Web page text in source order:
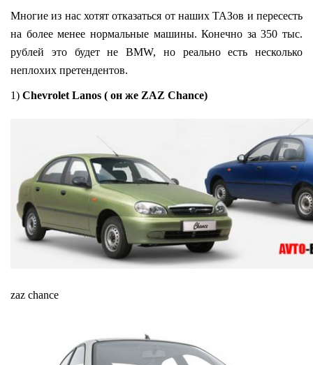
Многие из нас хотят отказаться от наших ТАЗов и пересесть
на более менее нормальные машины. Конечно за 350 тыс.
рублей это будет не BMW, но реально есть несколько
неплохих претендентов.
1) Сhevrolet Lanos ( он же ZAZ Chance)
zaz chance